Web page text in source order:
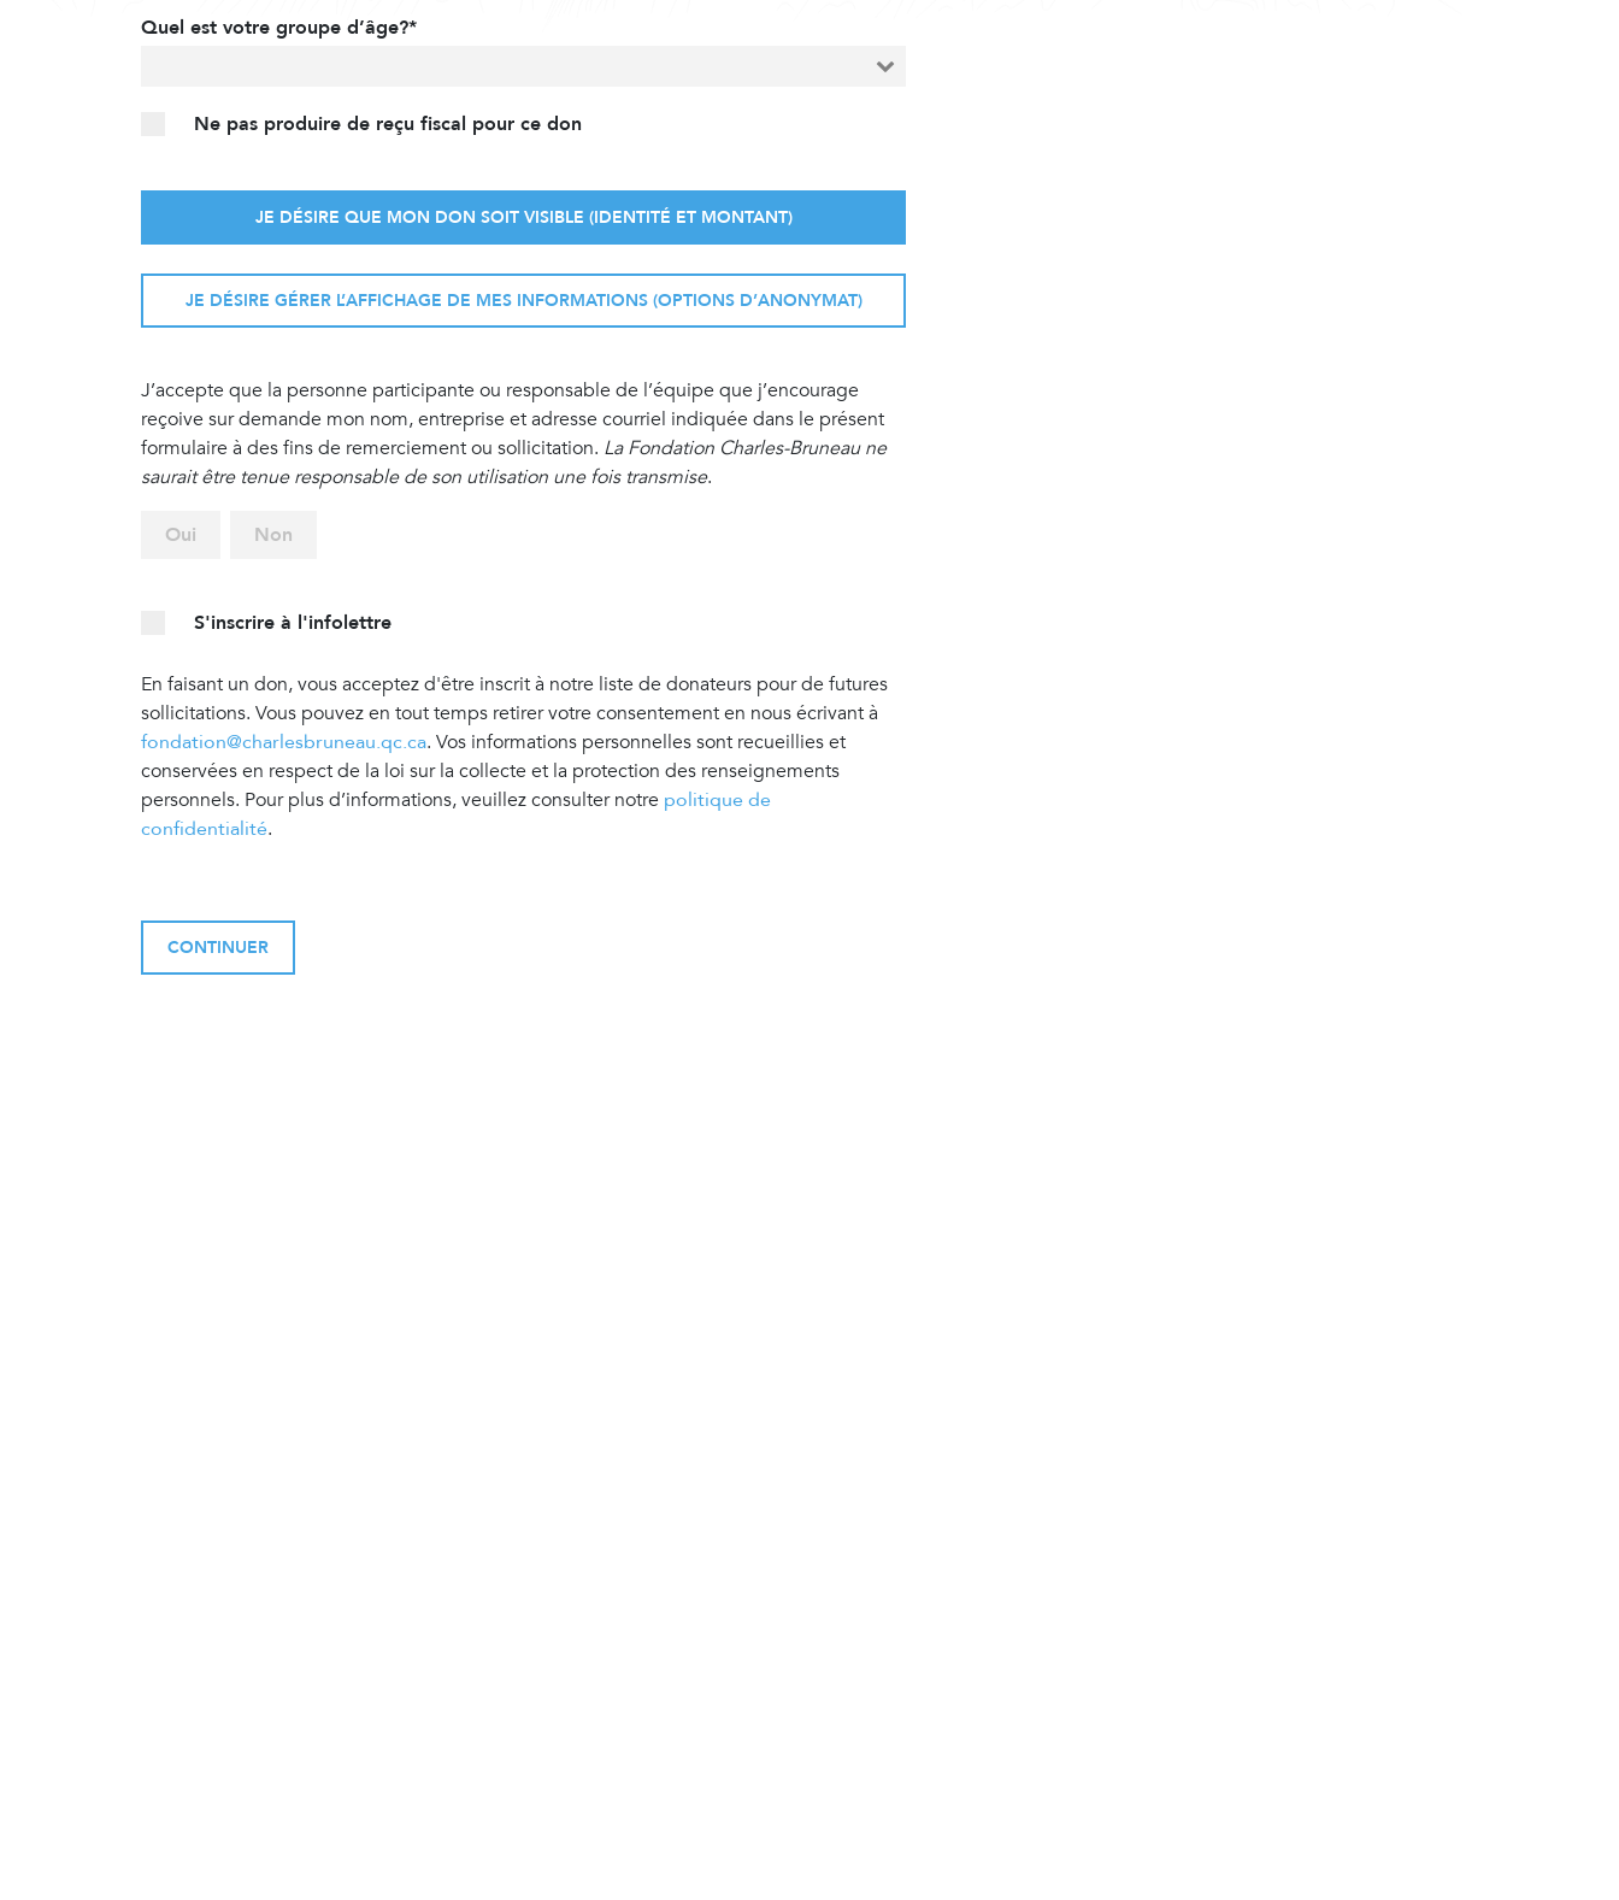
Quel est votre groupe d’âge?*
Ne pas produire de reçu fiscal pour ce don
JE DÉSIRE QUE MON DON SOIT VISIBLE (IDENTITÉ ET MONTANT)
JE DÉSIRE GÉRER L’AFFICHAGE DE MES INFORMATIONS (OPTIONS D’ANONYMAT)
J’accepte que la personne participante ou responsable de l’équipe que j’encourage
reçoive sur demande mon nom, entreprise et adresse courriel indiquée dans le présent
formulaire à des fins de remerciement ou sollicitation. La Fondation Charles-Bruneau ne
saurait être tenue responsable de son utilisation une fois transmise.
Oui Non
S'inscrire à l'infolettre
En faisant un don, vous acceptez d'être inscrit à notre liste de donateurs pour de futures
sollicitations. Vous pouvez en tout temps retirer votre consentement en nous écrivant à
fondation@charlesbruneau.qc.ca. Vos informations personnelles sont recueillies et
conservées en respect de la loi sur la collecte et la protection des renseignements
personnels. Pour plus d’informations, veuillez consulter notre politique de
confidentialité.
CONTINUER